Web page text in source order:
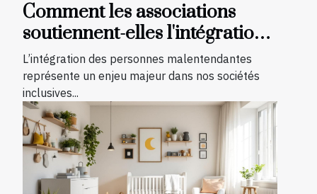
Comment les associations
soutiennent-elles l'intégration
des malentendants ?
L’intégration des personnes malentendantes
représente un enjeu majeur dans nos sociétés
inclusives...